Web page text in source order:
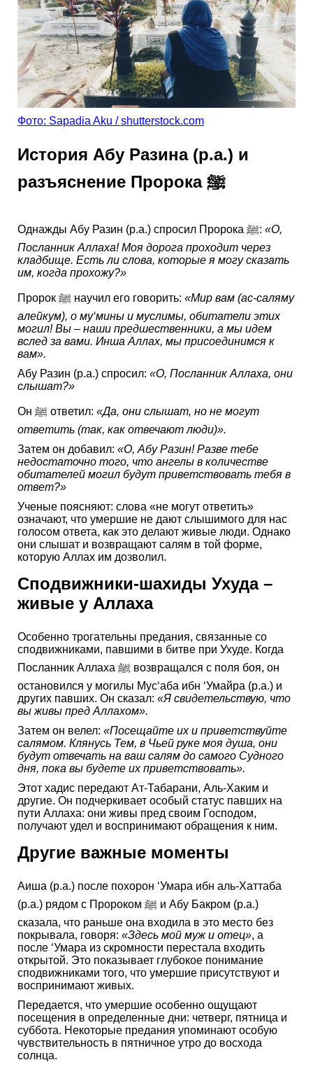
Фото: Sapadia Aku / shutterstock.com
История Абу Разина (р.а.) и
разъяснение Пророка ﷺ
Однажды Абу Разин (р.а.) спросил Пророка ﷺ: «О,
Посланник Аллаха! Моя дорога проходит через
кладбище. Есть ли слова, которые я могу сказать
им, когда прохожу?»
Пророк ﷺ научил его говорить: «Мир вам (ас-саляму
алейкум), о му‘мины и муслимы, обитатели этих
могил! Вы – наши предшественники, а мы идем
вслед за вами. Инша Аллах, мы присоединимся к
вам».
Абу Разин (р.а.) спросил: «О, Посланник Аллаха, они
слышат?»
Он ﷺ ответил: «Да, они слышат, но не могут
ответить (так, как отвечают люди)».
Затем он добавил: «О, Абу Разин! Разве тебе
недостаточно того, что ангелы в количестве
обитателей могил будут приветствовать тебя в
ответ?»
Ученые поясняют: слова «не могут ответить»
означают, что умершие не дают слышимого для нас
голосом ответа, как это делают живые люди. Однако
они слышат и возвращают салям в той форме,
которую Аллах им дозволил.
Сподвижники-шахиды Ухуда –
живые у Аллаха
Особенно трогательны предания, связанные со
сподвижниками, павшими в битве при Ухуде. Когда
Посланник Аллаха ﷺ возвращался с поля боя, он
остановился у могилы Мус‘аба ибн ‘Умайра (р.а.) и
других павших. Он сказал: «Я свидетельствую, что
вы живы пред Аллахом».
Затем он велел: «Посещайте их и приветствуйте
салямом. Клянусь Тем, в Чьей руке моя душа, они
будут отвечать на ваш салям до самого Судного
дня, пока вы будете их приветствовать».
Этот хадис передают Ат-Табарани, Аль-Хаким и
другие. Он подчеркивает особый статус павших на
пути Аллаха: они живы пред своим Господом,
получают удел и воспринимают обращения к ним.
Другие важные моменты
Аиша (р.а.) после похорон ‘Умара ибн аль-Хаттаба
(р.а.) рядом с Пророком ﷺ и Абу Бакром (р.а.)
сказала, что раньше она входила в это место без
покрывала, говоря: «Здесь мой муж и отец», а
после ‘Умара из скромности перестала входить
открытой. Это показывает глубокое понимание
сподвижниками того, что умершие присутствуют и
воспринимают живых.
Передается, что умершие особенно ощущают
посещения в определенные дни: четверг, пятница и
суббота. Некоторые предания упоминают особую
чувствительность в пятничное утро до восхода
солнца.